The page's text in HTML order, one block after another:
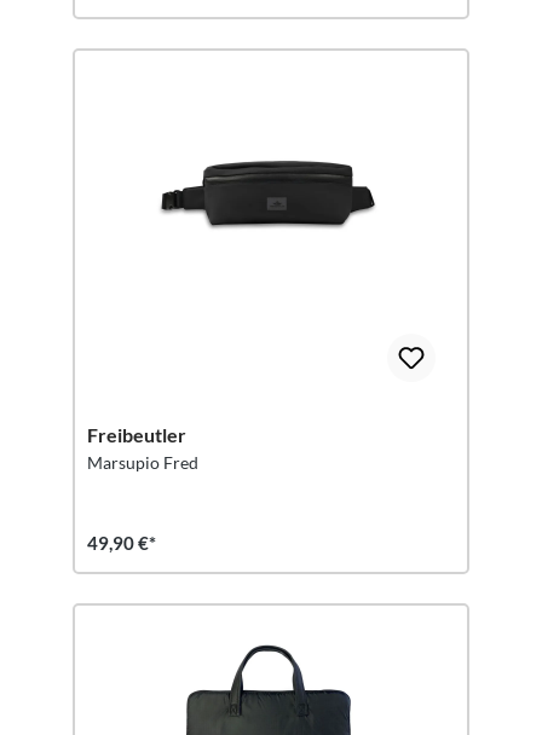
Freibeutler
Marsupio Fred
49,90 €*